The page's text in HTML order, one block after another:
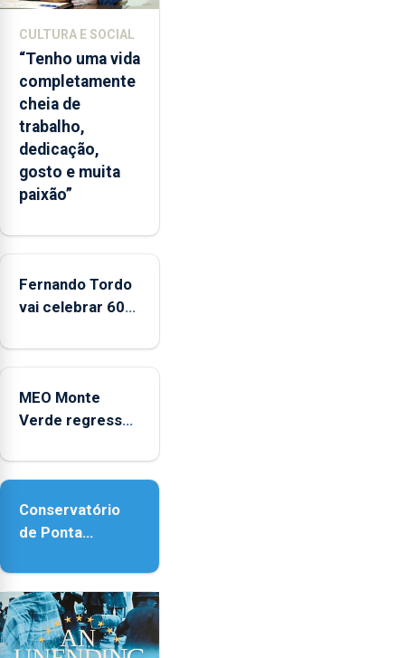
Flores
apresenta
um
“decréscimo
significativo”
da
CPUE
2022
2025
CULTURA E SOCIAL
“Tenho uma vida
completamente
cheia de
trabalho,
dedicação,
gosto e muita
paixão”
Fernando Tordo
vai celebrar 60
no Coliseu
MEO Monte
Verde regressa
acessibilidade
Conservatório
de Ponta
contar com
novos
instrumentos